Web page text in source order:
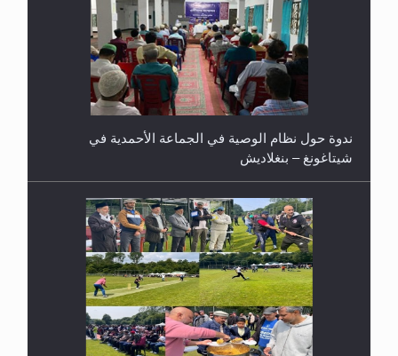
ندوة حول نظام الوصية في الجماعة الأحمدية في
شيتاغونغ – بنغلاديش